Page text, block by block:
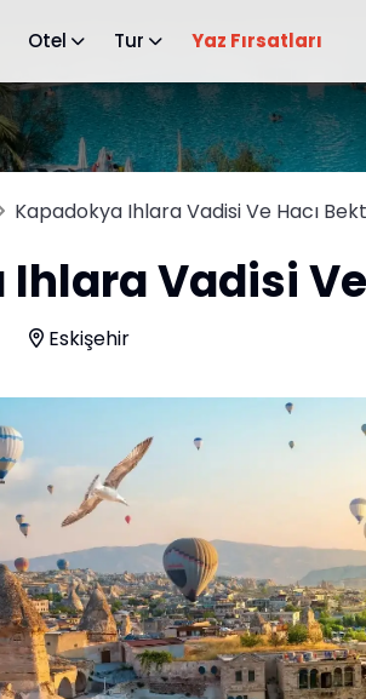
Otel Tur Yaz Fırsatları
Kapadokya Ihlara Vadisi Ve Hacı
Vadisi
Eskişehir